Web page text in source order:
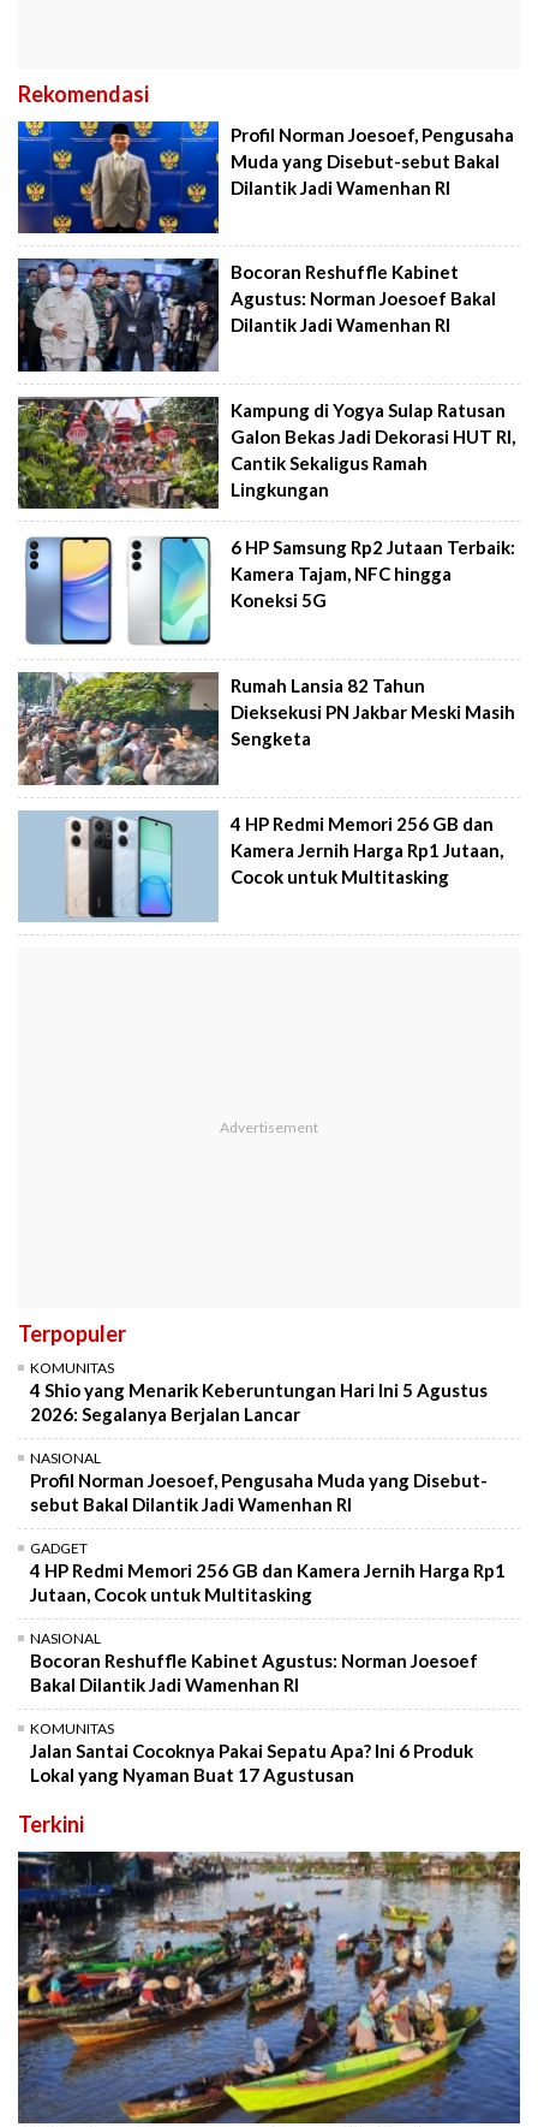
Rekomendasi
Profil Norman Joesoef, Pengusaha
Muda yang Disebut-sebut Bakal
Dilantik Jadi Wamenhan RI
Bocoran Reshuffle Kabinet
Agustus: Norman Joesoef Bakal
Dilantik Jadi Wamenhan RI
Kampung di Yogya Sulap Ratusan
Galon Bekas Jadi Dekorasi HUT RI,
Cantik Sekaligus Ramah
Lingkungan
6 HP Samsung Rp2 Jutaan Terbaik:
Kamera Tajam, NFC hingga
Koneksi 5G
Rumah Lansia 82 Tahun
Dieksekusi PN Jakbar Meski Masih
Sengketa
4 HP Redmi Memori 256 GB dan
Kamera Jernih Harga Rp1 Jutaan,
Cocok untuk Multitasking
Terpopuler
KOMUNITAS
4 Shio yang Menarik Keberuntungan Hari Ini 5 Agustus
2026: Segalanya Berjalan Lancar
NASIONAL
Profil Norman Joesoef, Pengusaha Muda yang Disebut-
sebut Bakal Dilantik Jadi Wamenhan RI
GADGET
4 HP Redmi Memori 256 GB dan Kamera Jernih Harga Rp1
Jutaan, Cocok untuk Multitasking
NASIONAL
Bocoran Reshuffle Kabinet Agustus: Norman Joesoef
Bakal Dilantik Jadi Wamenhan RI
KOMUNITAS
Jalan Santai Cocoknya Pakai Sepatu Apa? Ini 6 Produk
Lokal yang Nyaman Buat 17 Agustusan
Terkini